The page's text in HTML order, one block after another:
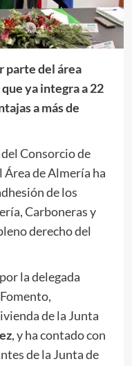
parte del área
ya integra a 22
a más de
Consorcio de
de Almería ha
de los
Carboneras y
derecho del
la delegada
de la Junta
, y ha contado con
de la Junta de